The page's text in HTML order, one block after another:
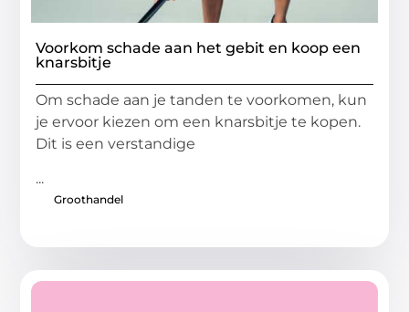
Voorkom schade aan het gebit en koop een
knarsbitje
Om schade aan je tanden te voorkomen, kun
je ervoor kiezen om een knarsbitje te kopen.
Dit is een verstandige
...
Groothandel